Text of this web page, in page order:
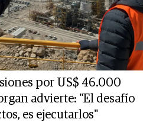
por US$ 46.000
advierte: "El desafío
es ejecutarlos"